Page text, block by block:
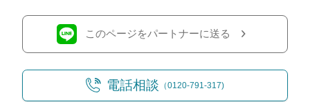
このページをパートナーに送る
電話相談 （0120-791-317)